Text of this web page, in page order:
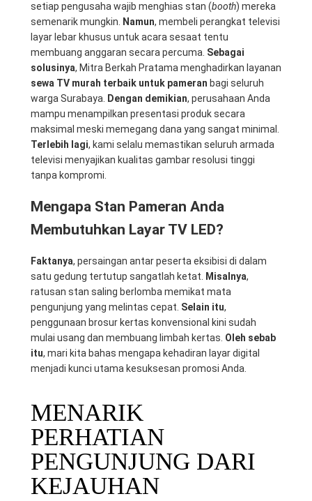
setiap pengusaha wajib menghias stan (booth) mereka
semenarik mungkin. Namun, membeli perangkat televisi
layar lebar khusus untuk acara sesaat tentu
membuang anggaran secara percuma. Sebagai
solusinya, Mitra Berkah Pratama menghadirkan layanan
sewa TV murah terbaik untuk pameran bagi seluruh
warga Surabaya. Dengan demikian, perusahaan Anda
mampu menampilkan presentasi produk secara
maksimal meski memegang dana yang sangat minimal.
Terlebih lagi, kami selalu memastikan seluruh armada
televisi menyajikan kualitas gambar resolusi tinggi
tanpa kompromi.
Mengapa Stan Pameran Anda
Membutuhkan Layar TV LED?
Faktanya, persaingan antar peserta eksibisi di dalam
satu gedung tertutup sangatlah ketat.
Misalnya,
ratusan stan saling berlomba memikat mata
pengunjung yang melintas cepat. Selain itu,
penggunaan brosur kertas konvensional kini sudah
mulai usang dan membuang limbah kertas. Oleh sebab
itu, mari kita bahas mengapa kehadiran layar digital
menjadi kunci utama kesuksesan promosi Anda.
MENARIK
PERHATIAN
PENGUNJUNG DARI
KEJAUHAN